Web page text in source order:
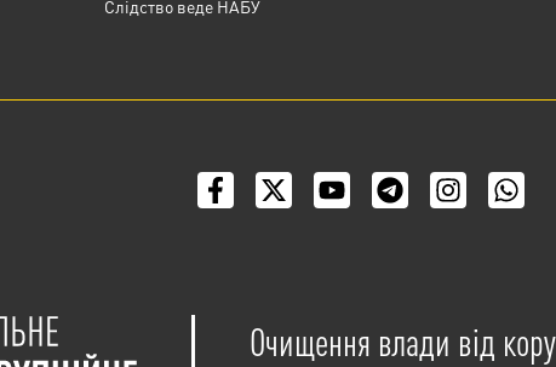
Слідство веде НАБУ
Очищення влади від